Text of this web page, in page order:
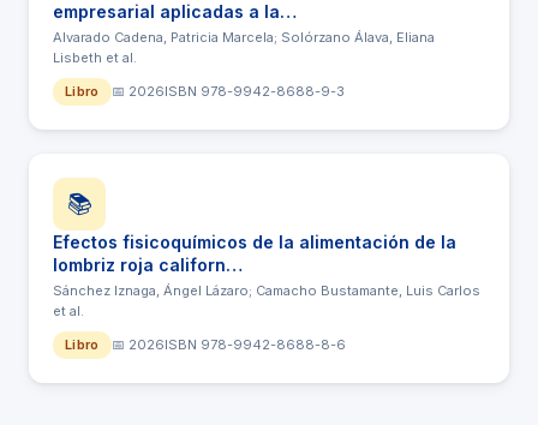
empresarial aplicadas a la…
Alvarado Cadena, Patricia Marcela; Solórzano Álava, Eliana
Lisbeth et al.
Libro
📅 2026ISBN 978-9942-8688-9-3
📚
Efectos fisicoquímicos de la alimentación de la
lombriz roja californ…
Sánchez Iznaga, Ángel Lázaro; Camacho Bustamante, Luis Carlos
et al.
Libro
📅 2026ISBN 978-9942-8688-8-6